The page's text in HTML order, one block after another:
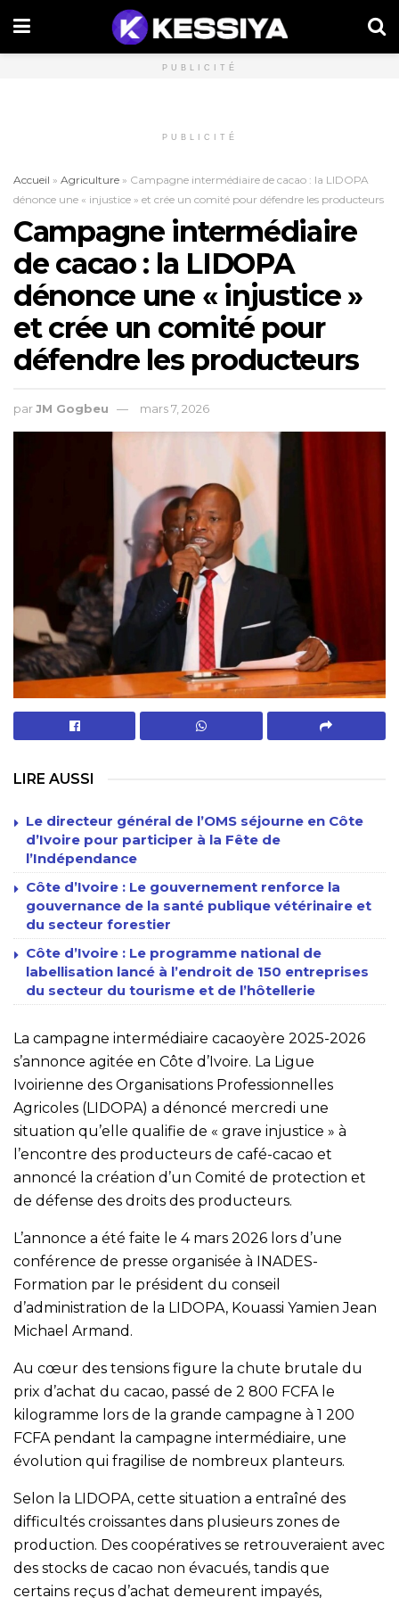
PUBLICITÉ
PUBLICITÉ
Accueil » Agriculture » Campagne intermédiaire de cacao : la LIDOPA
dénonce une « injustice » et crée un comité pour défendre les producteurs
Campagne intermédiaire
de cacao : la LIDOPA
dénonce une « injustice »
et crée un comité pour
défendre les producteurs
parJM Gogbeu mars 7, 2026
LIRE AUSSI
Le directeur général de l’OMS séjourne en Côte
d’Ivoire pour participer à la Fête de
l’Indépendance
Côte d’Ivoire : Le gouvernement renforce la
gouvernance de la santé publique vétérinaire et
du secteur forestier
Côte d’Ivoire : Le programme national de
labellisation lancé à l’endroit de 150 entreprises
du secteur du tourisme et de l’hôtellerie
La campagne intermédiaire cacaoyère 2025-2026
s’annonce agitée en Côte d’Ivoire. La Ligue
Ivoirienne des Organisations Professionnelles
Agricoles (LIDOPA) a dénoncé mercredi une
situation qu’elle qualifie de « grave injustice » à
l’encontre des producteurs de café-cacao et
annoncé la création d’un Comité de protection et
de défense des droits des producteurs.
L’annonce a été faite le 4 mars 2026 lors d’une
conférence de presse organisée à INADES-
Formation par le président du conseil
d’administration de la LIDOPA, Kouassi Yamien Jean
Michael Armand.
Au cœur des tensions figure la chute brutale du
prix d’achat du cacao, passé de 2 800 FCFA le
kilogramme lors de la grande campagne à 1 200
FCFA pendant la campagne intermédiaire, une
évolution qui fragilise de nombreux planteurs.
Selon la LIDOPA, cette situation a entraîné des
difficultés croissantes dans plusieurs zones de
production. Des coopératives se retrouveraient avec
des stocks de cacao non évacués, tandis que
certains reçus d’achat demeurent impayés,